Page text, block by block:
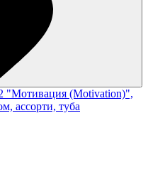
"Мотивация (Motivation)",
ассорти, туба